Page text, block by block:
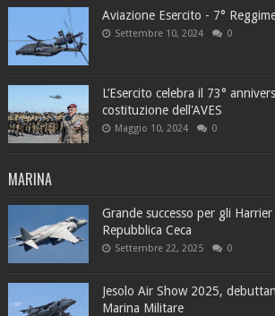
Aviazione Esercito - 7°
Settembre 10, 2024 0
L’Esercito celebra il 73°
costituzione dell'AVES
Maggio 10, 2024 0
MARINA
Grande successo per gli
Repubblica Ceca
Settembre 22, 2025 0
Jesolo Air Show 2025,
Marina Militare